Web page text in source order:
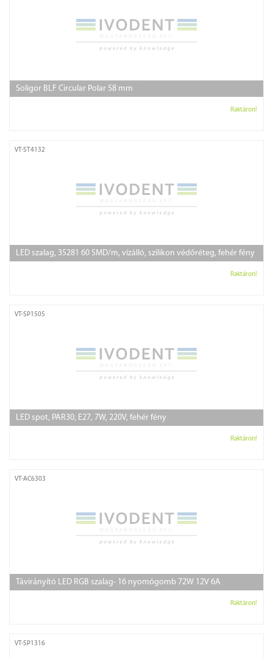
Soligor BLF Circular Polar 58 mm
Raktáron!
VT-ST4132
LED szalag, 35281 60 SMD/m, vízálló, szilikon védőréteg, fehér fény
Raktáron!
VT-SP1505
LED spot, PAR30, E27, 7W, 220V, fehér fény
Raktáron!
VT-AC6303
Távirányító LED RGB szalag- 16 nyomógomb 72W 12V 6A
Raktáron!
VT-SP1316